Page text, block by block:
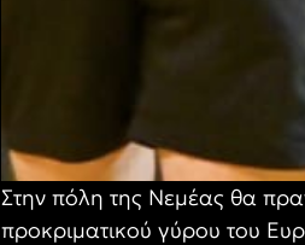
Στην πόλη της Νεμέας θα
προκριματικού γύρου του